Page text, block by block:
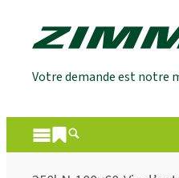
Votre demande est notre